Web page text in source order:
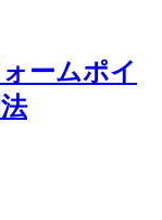
ームポイ